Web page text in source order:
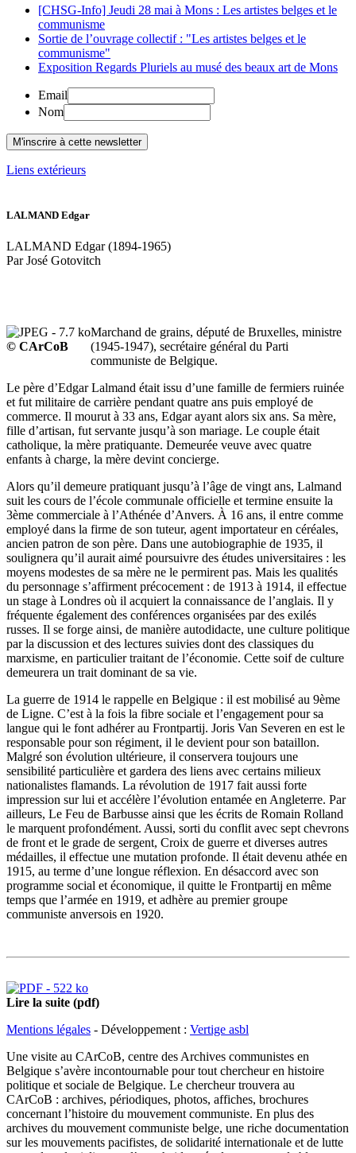
[CHSG-Info] Jeudi 28 mai à Mons : Les artistes belges et le
communisme
Sortie de l’ouvrage collectif : "Les artistes belges et le
communisme"
Exposition Regards Pluriels au musé des beaux art de Mons
Email
Nom
Liens extérieurs
LALMAND Edgar
LALMAND Edgar (1894-1965)
Par José Gotovitch
© CArCoB
Marchand de grains, député de Bruxelles, ministre
(1945-1947), secrétaire général du Parti
communiste de Belgique.
Le père d’Edgar Lalmand était issu d’une famille de fermiers ruinée
et fut militaire de carrière pendant quatre ans puis employé de
commerce. Il mourut à 33 ans, Edgar ayant alors six ans. Sa mère,
fille d’artisan, fut servante jusqu’à son mariage. Le couple était
catholique, la mère pratiquante. Demeurée veuve avec quatre
enfants à charge, la mère devint concierge.
Alors qu’il demeure pratiquant jusqu’à l’âge de vingt ans, Lalmand
suit les cours de l’école communale officielle et termine ensuite la
3ème commerciale à l’Athénée d’Anvers. À 16 ans, il entre comme
employé dans la firme de son tuteur, agent importateur en céréales,
ancien patron de son père. Dans une autobiographie de 1935, il
soulignera qu’il aurait aimé poursuivre des études universitaires : les
moyens modestes de sa mère ne le permirent pas. Mais les qualités
du personnage s’affirment précocement : de 1913 à 1914, il effectue
un stage à Londres où il acquiert la connaissance de l’anglais. Il y
fréquente également des conférences organisées par des exilés
russes. Il se forge ainsi, de manière autodidacte, une culture politique
par la discussion et des lectures suivies dont des classiques du
marxisme, en particulier traitant de l’économie. Cette soif de culture
demeurera un trait dominant de sa vie.
La guerre de 1914 le rappelle en Belgique : il est mobilisé au 9ème
de Ligne. C’est à la fois la fibre sociale et l’engagement pour sa
langue qui le font adhérer au Frontpartij. Joris Van Severen en est le
responsable pour son régiment, il le devient pour son bataillon.
Malgré son évolution ultérieure, il conservera toujours une
sensibilité particulière et gardera des liens avec certains milieux
nationalistes flamands. La révolution de 1917 fait aussi forte
impression sur lui et accélère l’évolution entamée en Angleterre. Par
ailleurs, Le Feu de Barbusse ainsi que les écrits de Romain Rolland
le marquent profondément. Aussi, sorti du conflit avec sept chevrons
de front et le grade de sergent, Croix de guerre et diverses autres
médailles, il effectue une mutation profonde. Il était devenu athée en
1915, au terme d’une longue réflexion. En désaccord avec son
programme social et économique, il quitte le Frontpartij en même
temps que l’armée en 1919, et adhère au premier groupe
communiste anversois en 1920.
Lire la suite (pdf)
Mentions légales - Développement : Vertige asbl
Une visite au CArCoB, centre des Archives communistes en
Belgique s’avère incontournable pour tout chercheur en histoire
politique et sociale de Belgique. Le chercheur trouvera au
CArCoB : archives, périodiques, photos, affiches, brochures
concernant l’histoire du mouvement communiste. En plus des
archives du mouvement communiste belge, une riche documentation
sur les mouvements pacifistes, de solidarité internationale et de lutte